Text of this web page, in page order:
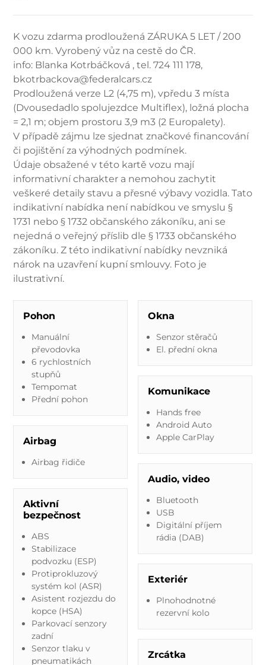
K vozu zdarma prodloužená ZÁRUKA 5 LET / 200
000 km. Vyrobený vůz na cestě do ČR.
info: Blanka Kotrbáčková , tel. 724 111 178,
bkotrbackova@federalcars.cz
Prodloužená verze L2 (4,75 m), vpředu 3 místa
(Dvousedadlo spolujezdce Multiflex), ložná plocha
= 2,1 m; objem prostoru 3,9 m3 (2 Europalety).
V případě zájmu lze sjednat značkové financování
či pojištění za výhodných podmínek.
Údaje obsažené v této kartě vozu mají
informativní charakter a nemohou zachytit
veškeré detaily stavu a přesné výbavy vozidla. Tato
indikativní nabídka není nabídkou ve smyslu §
1731 nebo § 1732 občanského zákoníku, ani se
nejedná o veřejný příslib dle § 1733 občanského
zákoníku. Z této indikativní nabídky nevzniká
nárok na uzavření kupní smlouvy. Foto je
ilustrativní.
Pohon
Manuální
převodovka
6 rychlostních
stupňů
Tempomat
Přední pohon
Airbag
Airbag řidiče
Aktivní
bezpečnost
ABS
Stabilizace
podvozku (ESP)
Protiprokluzový
systém kol (ASR)
Asistent rozjezdu do
kopce (HSA)
Parkovací senzory
zadní
Senzor tlaku v
pneumatikách
Okna
Senzor stěračů
El. přední okna
Komunikace
Hands free
Android Auto
Apple CarPlay
Audio, video
Bluetooth
USB
Digitální příjem
rádia (DAB)
Exteriér
Plnohodnotné
rezervní kolo
Zrcátka